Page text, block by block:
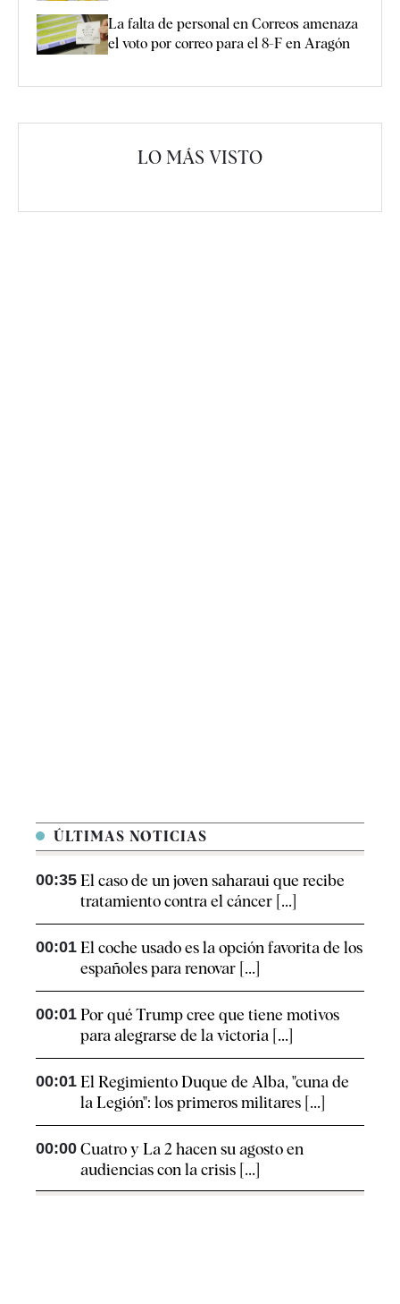
La falta de personal en Correos amenaza
el voto por correo para el 8-F en Aragón
LO MÁS VISTO
ÚLTIMAS NOTICIAS
00:35 El caso de un joven saharaui que recibe
tratamiento contra el cáncer [...]
00:01 El coche usado es la opción favorita de los
españoles para renovar [...]
00:01 Por qué Trump cree que tiene motivos
para alegrarse de la victoria [...]
00:01 El Regimiento Duque de Alba, "cuna de
la Legión": los primeros militares [...]
00:00 Cuatro y La 2 hacen su agosto en
audiencias con la crisis [...]